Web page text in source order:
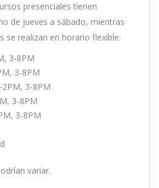
os presenciales tienen
de jueves a sábado, mientras
se realizan en horario flexible:
3-8PM
3-8PM
2PM, 3-8PM
3-8PM
3-8PM
variar.